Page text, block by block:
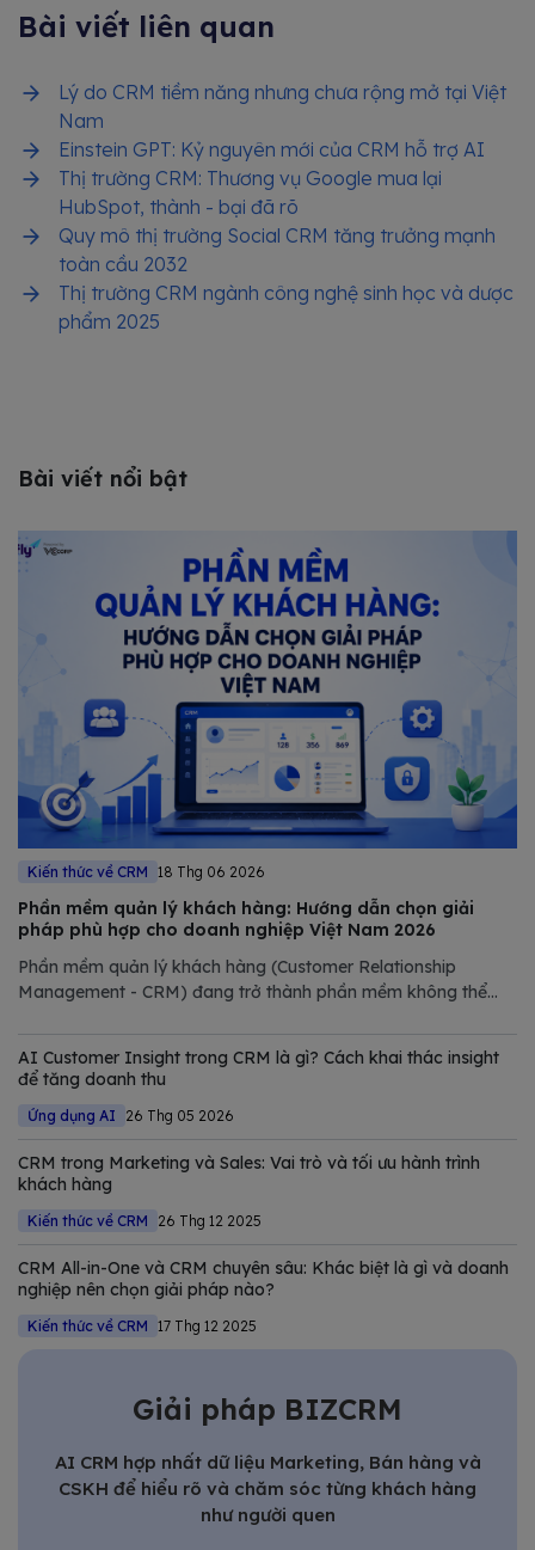
Bài viết liên quan
Lý do CRM tiềm năng nhưng chưa rộng mở tại Việt
Nam
Einstein GPT: Kỷ nguyên mới của CRM hỗ trợ AI
Thị trường CRM: Thương vụ Google mua lại
HubSpot, thành - bại đã rõ
Quy mô thị trường Social CRM tăng trưởng mạnh
toàn cầu 2032
Thị trường CRM ngành công nghệ sinh học và dược
phẩm 2025
Bài viết nổi bật
Kiến thức về CRM 18 Thg 06 2026
Phần mềm quản lý khách hàng: Hướng dẫn chọn giải
pháp phù hợp cho doanh nghiệp Việt Nam 2026
Phần mềm quản lý khách hàng (Customer Relationship
Management - CRM) đang trở thành phần mềm không thể
Trong bài viết này, Bizfly tổng hợp và phân tích chi tiết các
giải pháp CRM tốt nhất
AI Customer Insight trong CRM là gì? Cách khai thác insight
để tăng doanh thu
Ứng dụng AI 26 Thg 05 2026
CRM trong Marketing và Sales: Vai trò và tối ưu hành trình
khách hàng
Kiến thức về CRM 26 Thg 12 2025
CRM All-in-One và CRM chuyên sâu: Khác biệt là gì và doanh
nghiệp nên chọn giải pháp nào?
Kiến thức về CRM 17 Thg 12 2025
Giải pháp BIZCRM
AI CRM hợp nhất dữ liệu Marketing, Bán hàng và
CSKH để hiểu rõ và chăm sóc từng khách hàng
như người quen